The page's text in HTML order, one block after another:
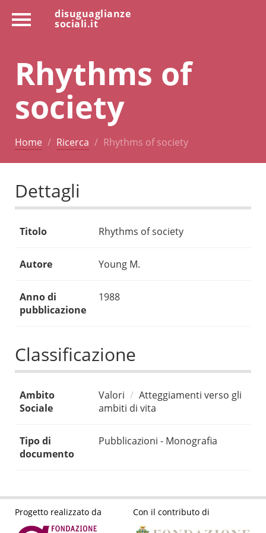
disuguaglianze
sociali.it
Rhythms of
society
Home Ricerca Rhythms of society
Dettagli
Titolo Rhythms of society
Autore Young M.
Anno di
pubblicazione
1988
Classificazione
Ambito
Sociale
Valori
Atteggiamenti verso gli
ambiti di vita
Tipo di
documento
Pubblicazioni - Monografia
Progetto realizzato da Con il contributo di